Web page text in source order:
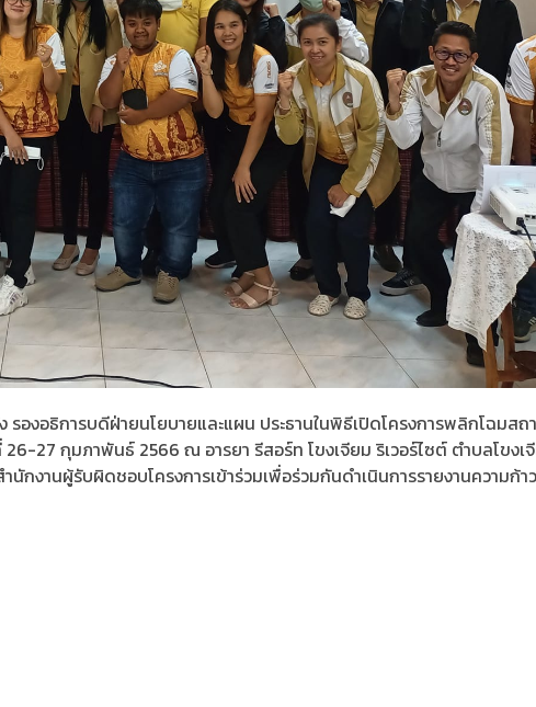
งอธิการบดีฝ่ายนโยบายและแผน ประธานในพิธีเปิดโครงการพลิกโฉมส
27 กุมภาพันธ์ 2566 ณ อารยา รีสอร์ท โขงเจียม ริเวอร์ไซต์ ตำบลโขงเ
านผู้รับผิดชอบโครงการเข้าร่วมเพื่อร่วมกันดำเนินการรายงานความก้า